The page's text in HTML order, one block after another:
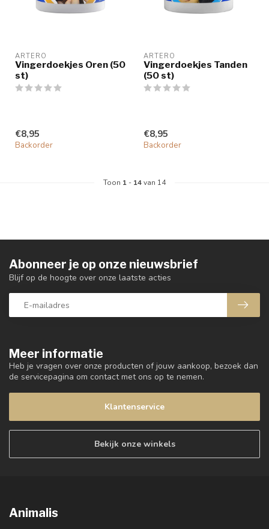
ARTERO
Vingerdoekjes Oren (50
st)
€8,95
Backorder
ARTERO
Vingerdoekjes Tanden
(50 st)
€8,95
Backorder
Toon 1 - 14van 14
Meer informatie
Heb je vragen over onze producten of jouw aankoop, bezoek dan
de servicepagina om contact met ons op te nemen.
Klantenservice
Bekijk onze winkels
Abonneer je op onze nieuwsbrief
Blijf op de hoogte over onze laatste acties
Animalis